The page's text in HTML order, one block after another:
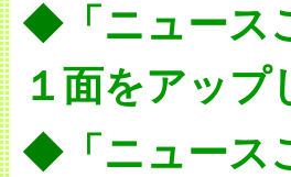
◆「ニュース
１面をアップ
◆「ニュース